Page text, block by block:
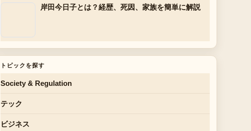
岸田今日子とは？経歴、死因、家族を簡単に解説
トピックを探す
Society & Regulation
テック
ビジネス